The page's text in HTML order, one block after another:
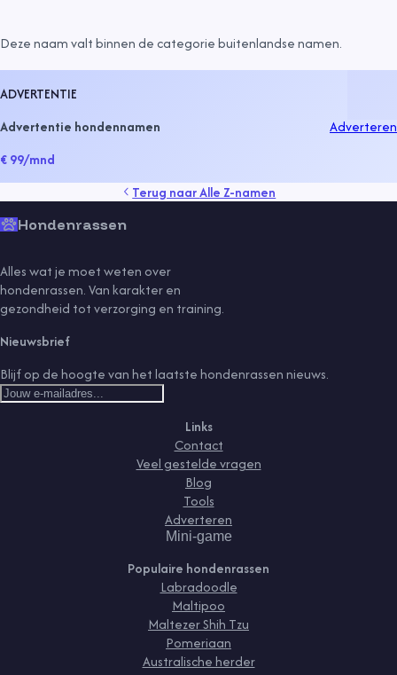
Deze naam valt binnen de categoriebuitenlandse namen.
ADVERTENTIE
Advertentie hondennamen
€ 99/mnd
Adverteren
Terug naarAlle Z-namen
Hondenrassen
Alles wat je moet weten over
hondenrassen. Van karakter en
gezondheid tot verzorging en training.
Nieuwsbrief
Blijf op de hoogte van het laatste hondenrassen nieuws.
Links
Contact
Veel gestelde vragen
Blog
Tools
Adverteren
Mini-game
Populaire hondenrassen
Labradoodle
Maltipoo
Maltezer Shih Tzu
Pomeriaan
Australische herder